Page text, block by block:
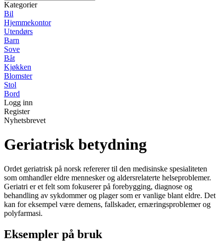
Kategorier
Bil
Hjemmekontor
Utendørs
Barn
Sove
Båt
Kjøkken
Blomster
Stol
Bord
Logg inn
Register
Nyhetsbrevet
Geriatrisk betydning
Ordet geriatrisk på norsk refererer til den medisinske spesialiteten
som omhandler eldre mennesker og aldersrelaterte helseproblemer.
Geriatri er et felt som fokuserer på forebygging, diagnose og
behandling av sykdommer og plager som er vanlige blant eldre. Det
kan for eksempel være demens, fallskader, ernæringsproblemer og
polyfarmasi.
Eksempler på bruk